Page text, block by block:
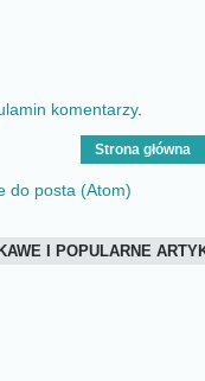
komentarzy.
Strona główna
do posta (Atom)
I POPULARNE